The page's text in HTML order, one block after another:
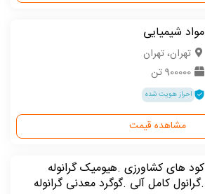
مواد شیمیایی
تهران، تهران
900000 تن
احراز هویت شده
مشاهده قیمت
کود های کشاورزی .هیومیک گرانوله
.گرانول کامل آلی .گوگرد معدنی گرانوله